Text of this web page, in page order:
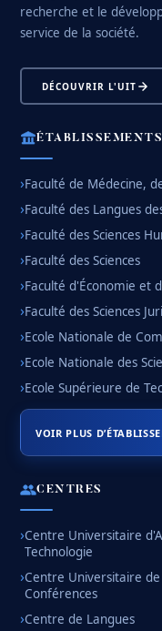
recherche et le
service de la société.
DÉCOUVRIR L'UIT
ÉTABLISSEMENTS
Faculté de Médecine,
Faculté des Langues
Faculté des Sciences
Faculté des Sciences
Faculté d'Économie et
Faculté des Sciences
Ecole Nationale de
Ecole Nationale des
Ecole Supérieure de
VOIR PLUS
CENTRES
Centre Universitaire
Technologie
Centre Universitaire
Conférences
Centre de Langues